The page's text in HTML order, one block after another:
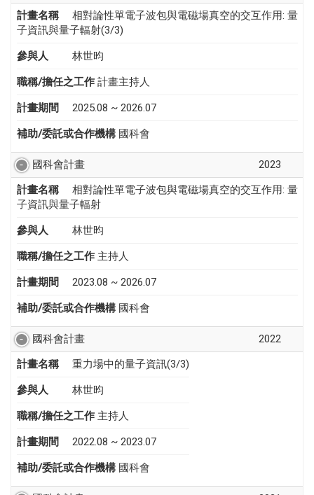
計畫名稱
相對論性單電子波包與電磁場真空的交互作用: 量
子資訊與量子輻射(3/3)
參與人 林世昀
職稱/擔任之工作 計畫主持人
計畫期間 2025.08 ~ 2026.07
補助/委託或合作機構 國科會
國科會計畫
2023
計畫名稱
相對論性單電子波包與電磁場真空的交互作用: 量
子資訊與量子輻射
參與人 林世昀
職稱/擔任之工作 主持人
計畫期間 2023.08 ~ 2026.07
補助/委託或合作機構 國科會
國科會計畫
2022
計畫名稱
重力場中的量子資訊(3/3)
參與人 林世昀
職稱/擔任之工作 主持人
計畫期間 2022.08 ~ 2023.07
補助/委託或合作機構 國科會